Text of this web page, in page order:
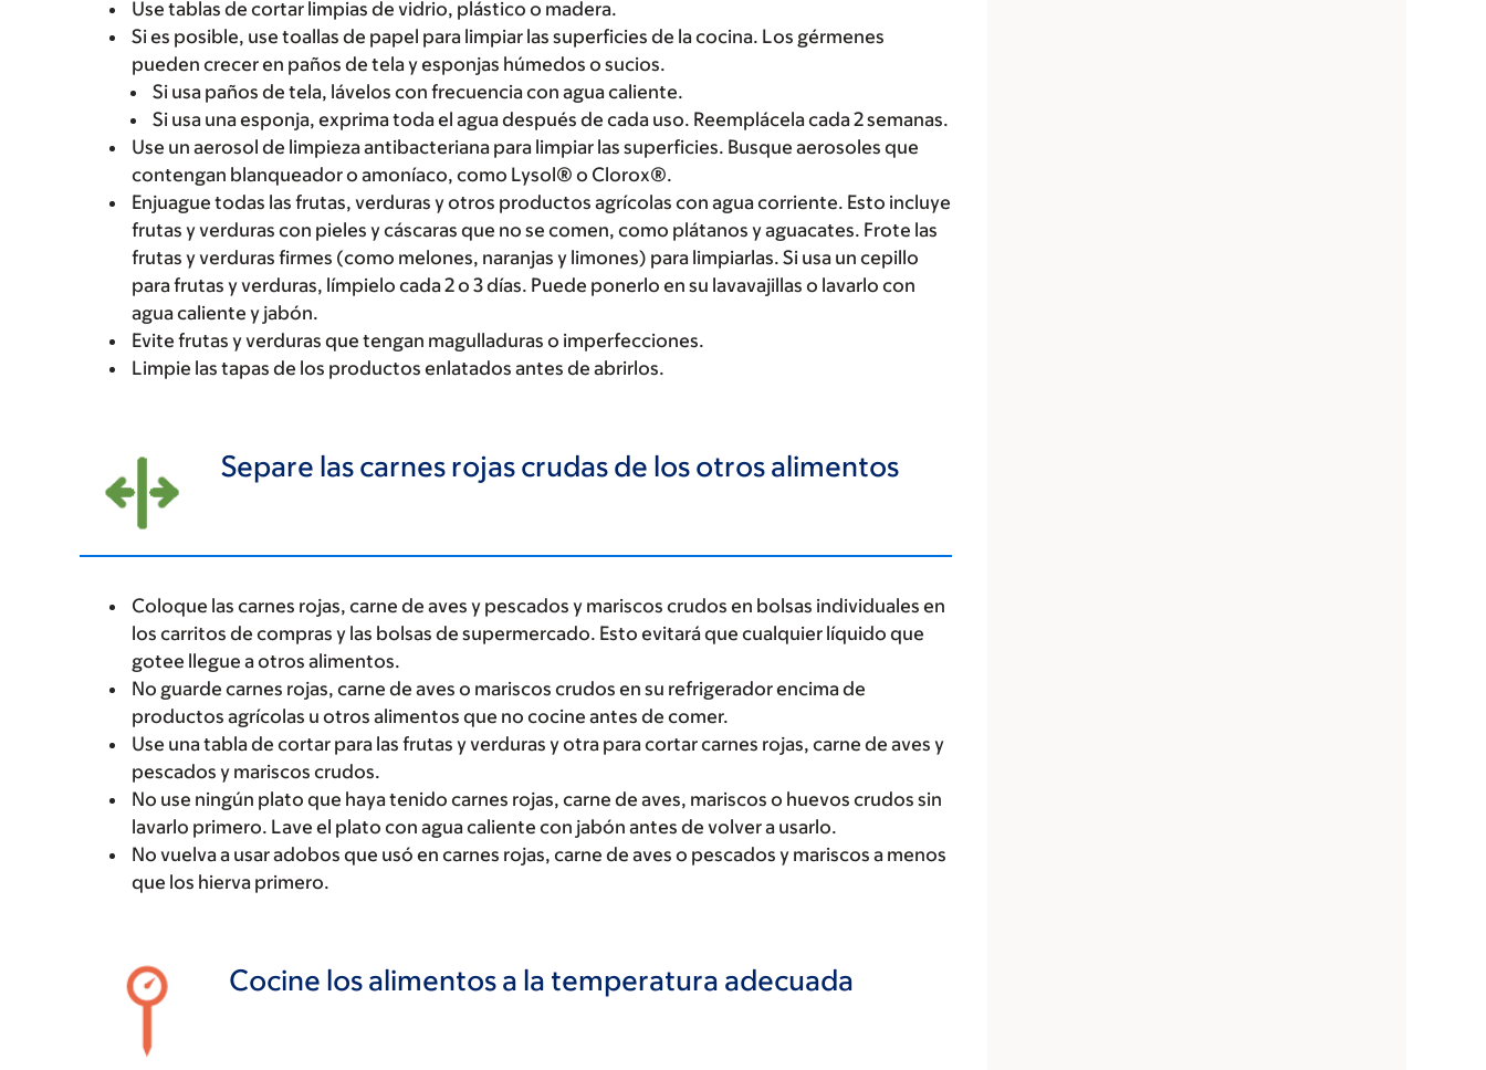
Use tablas de cortar limpias de vidrio, plástico o madera.
Si es posible, use toallas de papel para limpiar las superficies de la cocina. Los gérmenes
pueden crecer en paños de tela y esponjas húmedos o sucios.
Si usa paños de tela, lávelos con frecuencia con agua caliente.
Si usa una esponja, exprima toda el agua después de cada uso. Reemplácela cada 2 semanas.
Use un aerosol de limpieza antibacteriana para limpiar las superficies. Busque aerosoles que
contengan blanqueador o amoníaco, como Lysol® o Clorox®.
Enjuague todas las frutas, verduras y otros productos agrícolas con agua corriente. Esto incluye
frutas y verduras con pieles y cáscaras que no se comen, como plátanos y aguacates. Frote las
frutas y verduras firmes (como melones, naranjas y limones) para limpiarlas. Si usa un cepillo
para frutas y verduras, límpielo cada 2 o 3 días. Puede ponerlo en su lavavajillas o lavarlo con
agua caliente y jabón.
Evite frutas y verduras que tengan magulladuras o imperfecciones.
Limpie las tapas de los productos enlatados antes de abrirlos.
Separe las carnes rojas crudas de los otros alimentos
Coloque las carnes rojas, carne de aves y pescados y mariscos crudos en bolsas individuales en
los carritos de compras y las bolsas de supermercado. Esto evitará que cualquier líquido que
gotee llegue a otros alimentos.
No guarde carnes rojas, carne de aves o mariscos crudos en su refrigerador encima de
productos agrícolas u otros alimentos que no cocine antes de comer.
Use una tabla de cortar para las frutas y verduras y otra para cortar carnes rojas, carne de aves y
pescados y mariscos crudos.
No use ningún plato que haya tenido carnes rojas, carne de aves, mariscos o huevos crudos sin
lavarlo primero. Lave el plato con agua caliente con jabón antes de volver a usarlo.
No vuelva a usar adobos que usó en carnes rojas, carne de aves o pescados y mariscos a menos
que los hierva primero.
Cocine los alimentos a la temperatura adecuada